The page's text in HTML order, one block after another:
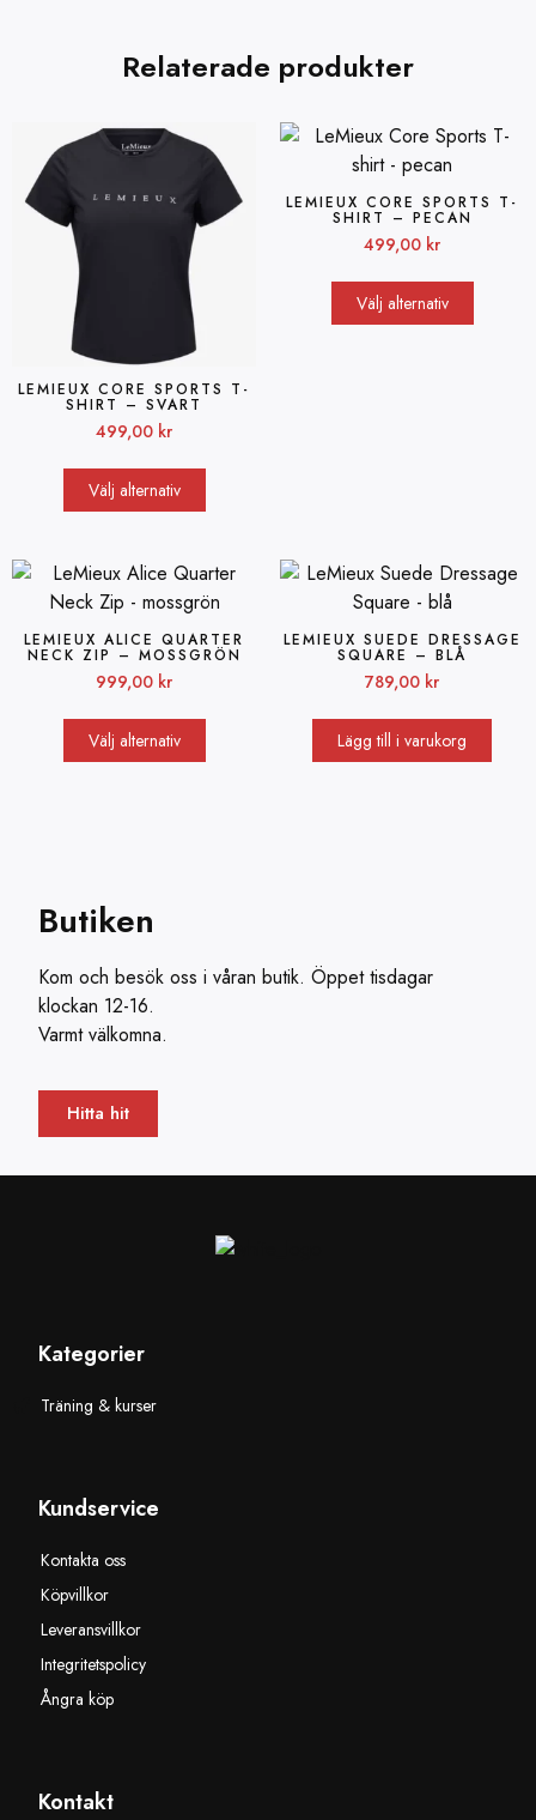
Relaterade produkter
LEMIEUX CORE SPORTS T-
SHIRT – SVART
499,00 kr
Välj alternativ
LEMIEUX CORE SPORTS T-
SHIRT – PECAN
499,00 kr
Välj alternativ
LEMIEUX ALICE QUARTER
NECK ZIP – MOSSGRÖN
999,00 kr
Välj alternativ
LEMIEUX SUEDE DRESSAGE
SQUARE – BLÅ
789,00 kr
Lägg till i varukorg
Butiken
Kom och besök oss i våran butik. Öppet tisdagar
klockan 12-16.
Varmt välkomna.
Hitta hit
Kategorier
Träning & kurser
Kundservice
Kontakta oss
Köpvillkor
Leveransvillkor
Integritetspolicy
Ångra köp
Kontakt